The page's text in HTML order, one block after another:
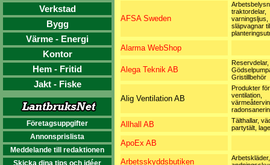
Verkstad
Bygg
Värme - Energi
Kontor
Hem - Fritid
Jakt - Fiske
Företagsuppgifter
Annonsprislista
Meddelande till redaktionen
Skicka dina tips och idéer
AFSA Sweden
traktordelar,
varningsljus,
släpvagnar
Alarma WebShop
Alega Teknik AB
Reservdelar,
Gristillbehör
Alig Ventilation AB
Produkter för
ventilation,
Allhall AB
Tälthallar,
partytält,
ApoEx AB
Arbetsskyddsbutiken
Arbetskläder,